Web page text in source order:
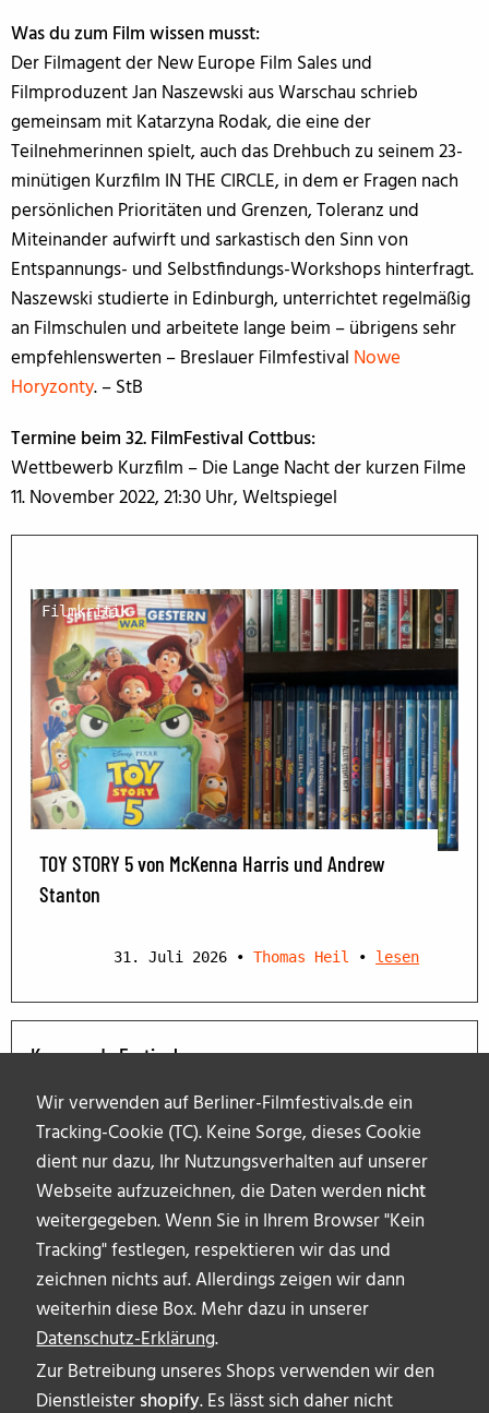
Wir verwenden auf Berliner-Filmfestivals.de ein
Tracking-Cookie (TC). Keine Sorge, dieses Cookie
dient nur dazu, Ihr Nutzungsverhalten auf unserer
Webseite aufzuzeichnen, die Daten werden nicht
weitergegeben. Wenn Sie in Ihrem Browser "Kein
Tracking" festlegen, respektieren wir das und
zeichnen nichts auf. Allerdings zeigen wir dann
weiterhin diese Box. Mehr dazu in unserer
Datenschutz-Erklärung.
Zur Betreibung unseres Shops verwenden wir den
Dienstleistershopify. Es lässt sich daher nicht
Was du zum Film wissen musst:
Der Filmagent der New Europe Film Sales und
Filmproduzent Jan Naszewski aus Warschau schrieb
gemeinsam mit Katarzyna Rodak, die eine der
Teilnehmerinnen spielt, auch das Drehbuch zu seinem 23-
minütigen Kurzfilm IN THE CIRCLE, in dem er Fragen nach
persönlichen Prioritäten und Grenzen, Toleranz und
Miteinander aufwirft und sarkastisch den Sinn von
Entspannungs- und Selbstfindungs-Workshops hinterfragt.
Naszewski studierte in Edinburgh, unterrichtet regelmäßig
an Filmschulen und arbeitete lange beim – übrigens sehr
empfehlenswerten – Breslauer Filmfestival Nowe
Horyzonty. – StB
Termine beim 32. FilmFestival Cottbus:
Wettbewerb Kurzfilm – Die Lange Nacht der kurzen Filme
11. November 2022, 21:30 Uhr, Weltspiegel
Filmkritik
TOY STORY 5 von McKenna Harris und Andrew
Stanton
31. Juli 2026 • Thomas Heil • lesen
Kommende Festivals